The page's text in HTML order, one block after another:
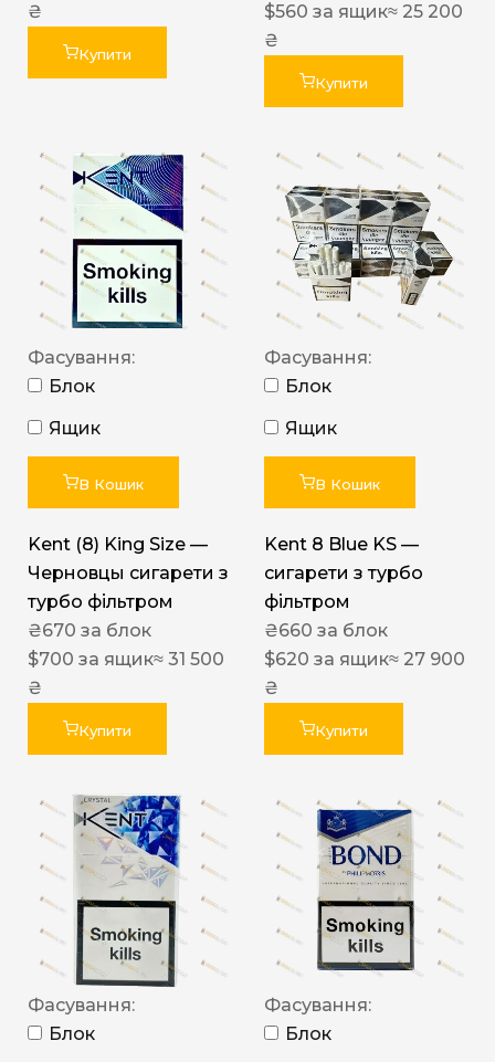
₴
Купити
$560 за ящик≈ 25 200
₴
Купити
Фасування:
Блок
Ящик
В Кошик
Kent (8) King Size —
Черновцы сигарети з
турбо фільтром
₴670 за блок
$700 за ящик≈ 31 500
₴
Купити
Фасування:
Блок
Ящик
В Кошик
Kent 8 Blue KS —
сигарети з турбо
фільтром
₴660 за блок
$620 за ящик≈ 27 900
₴
Купити
Фасування:
Блок
Фасування:
Блок